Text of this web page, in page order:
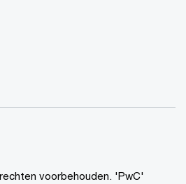
voorbehouden. 'PwC'